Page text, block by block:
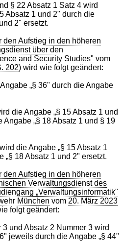
§ 22 Absatz 1 Satz 4 wird
Absatz 1 und 2" durch die
2" ersetzt.
den Aufstieg in den höheren
über den
and Security Studies" vom
202) wird wie folgt geändert:
„§ 36" durch die Angabe
die Angabe „§ 15 Absatz 1 und
Angabe „§ 18 Absatz 1 und § 19
die Angabe „§ 15 Absatz 1
„§ 18 Absatz 1 und 2" ersetzt.
den Aufstieg in den höheren
Verwaltungsdienst des
„Verwaltungsinformatik"
München vom 20. März 2023
folgt geändert:
3 und Absatz 2 Nummer 3 wird
jeweils durch die Angabe „§ 44"